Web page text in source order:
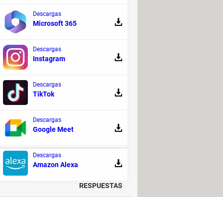
DISCUSIÓN!
RESPUESTAS
Descargas
Microsoft 365
Descargas
Instagram
Descargas
TikTok
Descargas
Google Meet
Descargas
Amazon Alexa